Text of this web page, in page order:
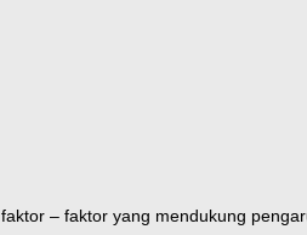
– faktor yang mendukung